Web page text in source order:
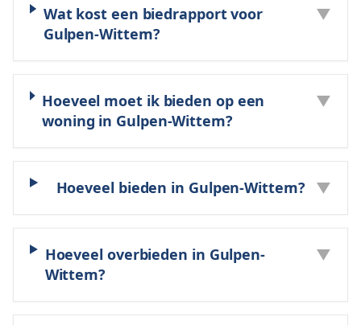
Wat kost een biedrapport voor
Gulpen-Wittem?
▼
Hoeveel moet ik bieden op een
woning in Gulpen-Wittem?
▼
Hoeveel bieden in Gulpen-Wittem? ▼
Hoeveel overbieden in Gulpen-
Wittem?
▼